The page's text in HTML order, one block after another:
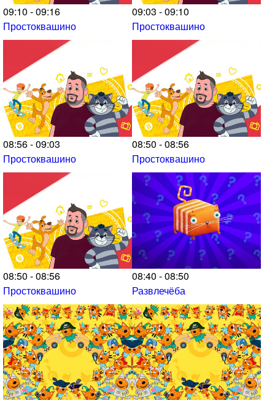
09:10 - 09:16
Простоквашино
09:03 - 09:10
Простоквашино
08:56 - 09:03
Простоквашино
08:50 - 08:56
Простоквашино
08:50 - 08:56
Простоквашино
08:40 - 08:50
Развлечёба